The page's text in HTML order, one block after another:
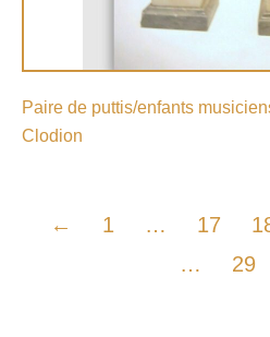
Paire de puttis/enfants
Clodion
← 1 … 17
…
29